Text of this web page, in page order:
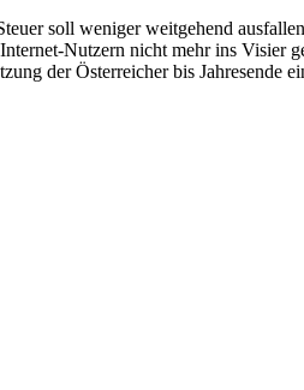
soll weniger weitgehend
Nutzern nicht mehr ins Visier
der Österreicher bis Jahresende